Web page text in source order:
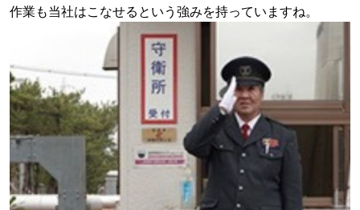
作業も当社はこなせるという強みを持っていますね。